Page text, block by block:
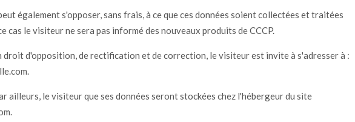
également s'opposer, sans frais, à ce que ces données soient collectées et traitées
cas le visiteur ne sera pas informé des nouveaux produits de CCCP.
droit d'opposition, de rectification et de correction, le visiteur est invite à s'adresser à :
ailleurs, le visiteur que ses données seront stockées chez l'hébergeur du site